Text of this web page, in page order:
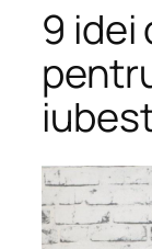
9 idei